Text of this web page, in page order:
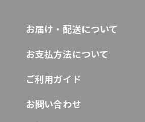
お届け・配送について
お支払方法について
ご利用ガイド
お問い合わせ